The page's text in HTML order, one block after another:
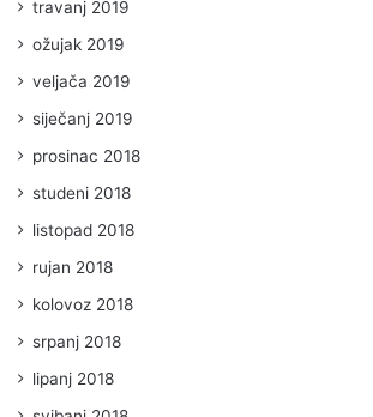
travanj 2019
ožujak 2019
veljača 2019
siječanj 2019
prosinac 2018
studeni 2018
listopad 2018
rujan 2018
kolovoz 2018
srpanj 2018
lipanj 2018